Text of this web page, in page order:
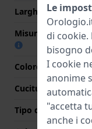
Larghezza tra
Misura cinturino
Colore cinturino
Cuciture a colori
Tipo di chiusura
Le
di cookie.
bisogno
I cookie
anonime
"accetta
anche i